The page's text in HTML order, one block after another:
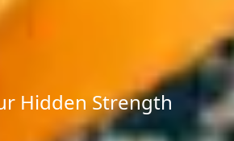
Hidden Strength